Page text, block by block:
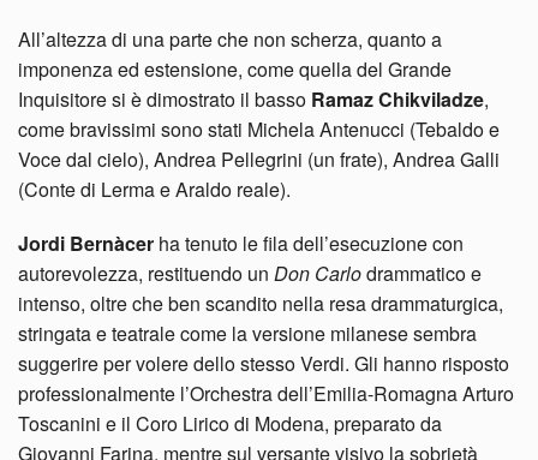
All’altezza di una parte che non scherza, quanto a
imponenza ed estensione, come quella del Grande
Inquisitore si è dimostrato il basso Ramaz Chikviladze,
come bravissimi sono stati Michela Antenucci (Tebaldo e
Voce dal cielo), Andrea Pellegrini (un frate), Andrea Galli
(Conte di Lerma e Araldo reale).
Jordi Bernàcer ha tenuto le fila dell’esecuzione con
autorevolezza, restituendo un Don Carlodrammatico e
intenso, oltre che ben scandito nella resa drammaturgica,
stringata e teatrale come la versione milanese sembra
suggerire per volere dello stesso Verdi. Gli hanno risposto
professionalmente l’Orchestra dell’Emilia-Romagna Arturo
Toscanini e il Coro Lirico di Modena, preparato da
Giovanni Farina, mentre sul versante visivo la sobrietà